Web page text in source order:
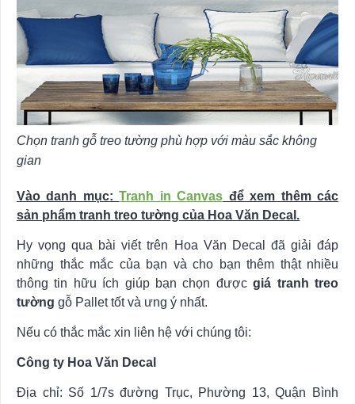
Chọn tranh gỗ treo tường phù hợp với màu sắc không
gian
Vào danh mục:Tranh in Canvas để xem thêm các
sản phẩm tranh treo tường của Hoa Văn Decal.
Hy vọng qua bài viết trên Hoa Văn Decal đã giải đáp
những thắc mắc của bạn và cho bạn thêm thật nhiều
thông tin hữu ích giúp bạn chọn đượcgiá tranh treo
tường gỗ Pallet tốt và ưng ý nhất.
Nếu có thắc mắc xin liên hệ với chúng tôi:
Công ty Hoa Văn Decal
Địa chỉ: Số 1/7s đường Trục, Phường 13, Quận Bình